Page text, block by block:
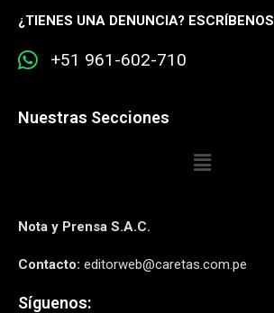
¿TIENES UNA DENUNCIA? ESCRÍBENOS
+51 961-602-710
Nuestras Secciones
Nota y Prensa S.A.C.
Contacto: editorweb@caretas.com.pe
Síguenos: